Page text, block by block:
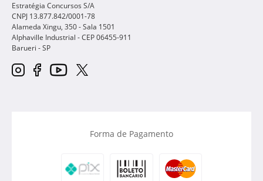
Estratégia Concursos S/A
CNPJ 13.877.842/0001-78
Alameda Xingu, 350 - Sala 1501
Alphaville Industrial - CEP06455-911
Barueri -SP
Forma de Pagamento